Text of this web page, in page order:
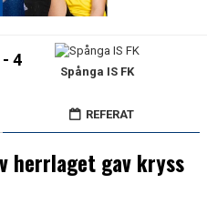
- 4
Spånga IS FK
REFERAT
herrlaget gav kryss